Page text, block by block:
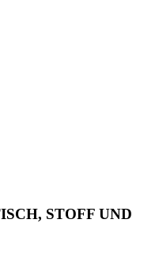
STOFF UND